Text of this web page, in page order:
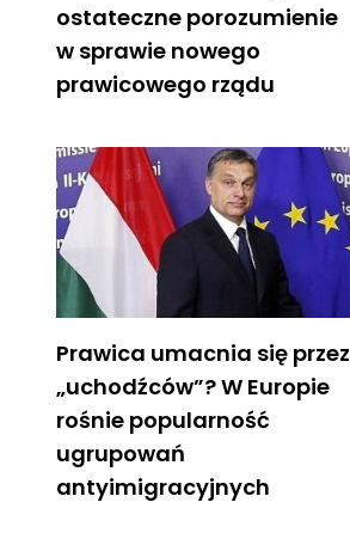
ostateczne porozumienie
w sprawie nowego
prawicowego rządu
Prawica umacnia się przez
„uchodźców”? W Europie
rośnie popularność
ugrupowań
antyimigracyjnych